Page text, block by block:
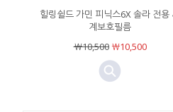
힐링쉴드 가민 피닉스6X 솔라 전용
계보호필름
￦10,500￦10,500